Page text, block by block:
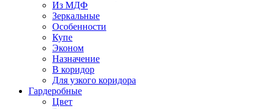
Из МДФ
Зеркальные
Особенности
Купе
Эконом
Назначение
В коридор
Для узкого коридора
Гардеробные
Цвет